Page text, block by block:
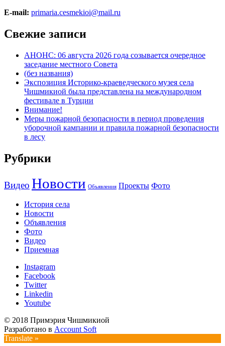
E-mail: primaria.cesmekioi@mail.ru
Свежие записи
АНОНС: 06 августа 2026 года созывается очередное
заседание местного Совета
(без названия)
Экспозиция Историко-краеведческого музея села
Чишмикиой была представлена на международном
фестивале в Турции
Внимание!
Меры пожарной безопасности в период проведения
уборочной кампании и правила пожарной безопасности
в лесу
Рубрики
Видео Новости Объявления Проекты Фото
История села
Новости
Объявления
Фото
Видео
Приемная
Instagram
Facebook
Twitter
Linkedin
Youtube
© 2018 Примэрия Чишмикиой
Разработано в Account Soft
Translate »